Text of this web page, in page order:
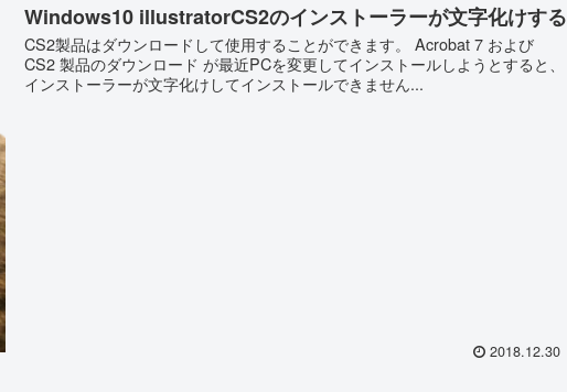
Windows10 illustratorCS2のインストーラーが文字化けする
CS2製品はダウンロードして使用することができます。 Acrobat 7 および
CS2 製品のダウンロード が最近PCを変更してインストールしようとすると、
インストーラーが文字化けしてインストールできません...
2018.12.30